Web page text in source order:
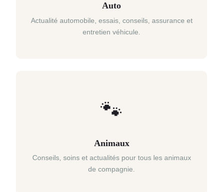
Auto
Actualité automobile, essais, conseils, assurance et
entretien véhicule.
🐾
Animaux
Conseils, soins et actualités pour tous les animaux
de compagnie.